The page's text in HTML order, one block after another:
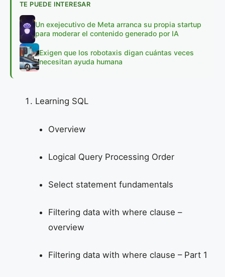
TE PUEDE INTERESAR
Un exejecutivo de Meta arranca su propia startup
para moderar el contenido generado por IA
Exigen que los robotaxis digan cuántas veces
necesitan ayuda humana
Learning SQL
Overview
Logical Query Processing Order
Select statement fundamentals
Filtering data with where clause –
overview
Filtering data with where clause – Part 1